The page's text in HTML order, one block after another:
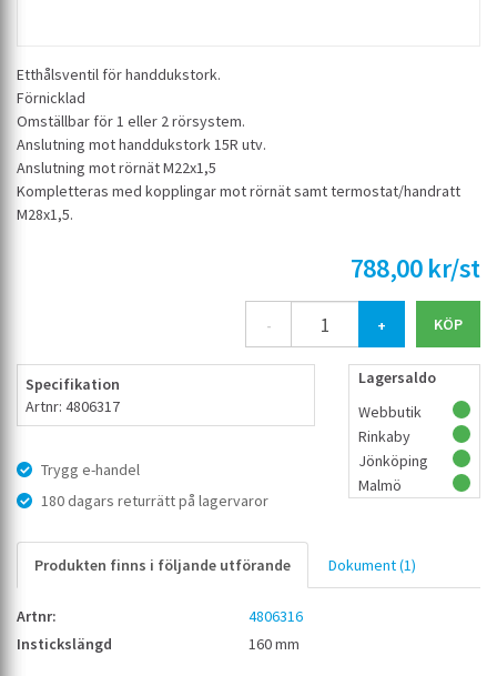
Etthålsventil för handdukstork.
Förnicklad
Omställbar för 1 eller 2 rörsystem.
Anslutning mot handdukstork 15R utv.
Anslutning mot rörnät M22x1,5
Kompletteras med kopplingar mot rörnät samt termostat/handratt
M28x1,5.
788,00 kr/st
- +
Specifikation
Artnr: 4806317
Trygg e-handel
180 dagars returrätt på lagervaror
Lagersaldo
Webbutik
Rinkaby
Jönköping
Malmö
Produkten finns i följande utförande Dokument (1)
4806316
160 mm